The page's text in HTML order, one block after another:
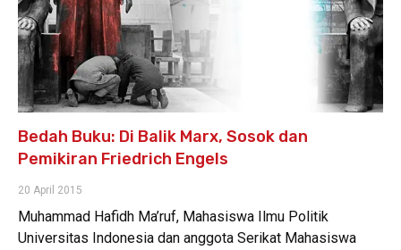
Bedah Buku: Di Balik Marx, Sosok dan
Pemikiran Friedrich Engels
20 April 2015
Muhammad Hafidh Ma’ruf, Mahasiswa Ilmu Politik
Universitas Indonesia dan anggota Serikat Mahasiswa